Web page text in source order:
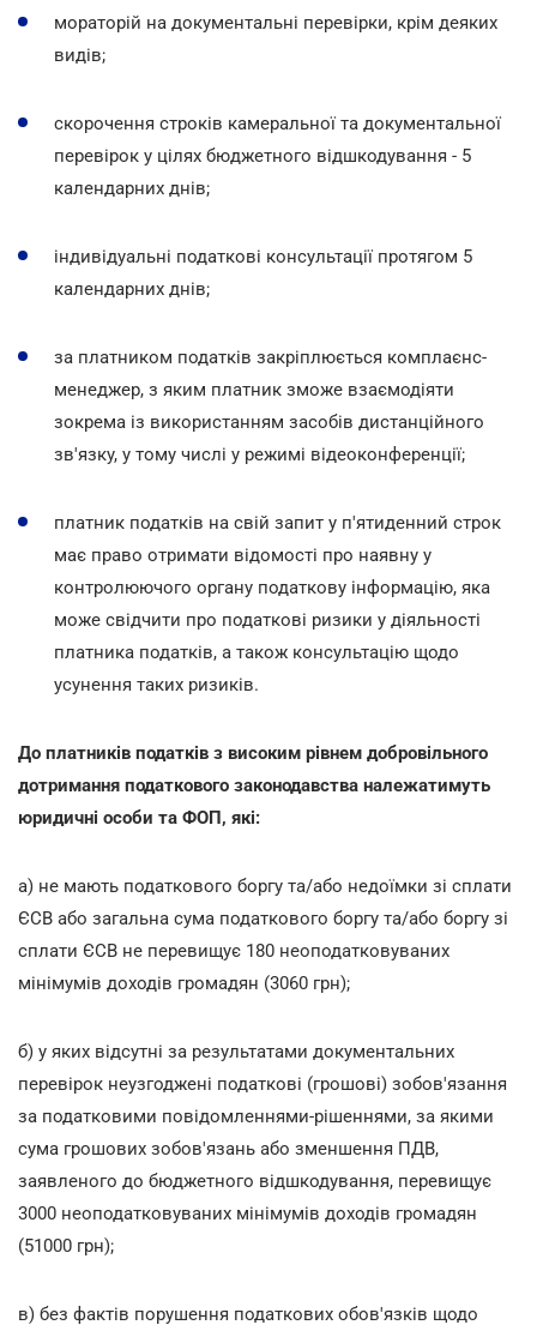
мораторій на документальні перевірки, крім деяких
видів;
скорочення строків камеральної та документальної
перевірок у цілях бюджетного відшкодування - 5
календарних днів;
індивідуальні податкові консультації протягом 5
календарних днів;
за платником податків закріплюється комплаєнс-
менеджер, з яким платник зможе взаємодіяти
зокрема із використанням засобів дистанційного
зв'язку, у тому числі у режимі відеоконференції;
платник податків на свій запит у п'ятиденний строк
має право отримати відомості про наявну у
контролюючого органу податкову інформацію, яка
може свідчити про податкові ризики у діяльності
платника податків, а також консультацію щодо
усунення таких ризиків.
До платників податків з високим рівнем добровільного
дотримання податкового законодавства належатимуть
юридичні особи та ФОП, які:
а) не мають податкового боргу та/або недоїмки зі сплати
ЄСВ або загальна сума податкового боргу та/або боргу зі
сплати ЄСВ не перевищує 180 неоподатковуваних
мінімумів доходів громадян (3060 грн);
б) у яких відсутні за результатами документальних
перевірок неузгоджені податкові (грошові) зобов'язання
за податковими повідомленнями-рішеннями, за якими
сума грошових зобов'язань або зменшення ПДВ,
заявленого до бюджетного відшкодування, перевищує
3000 неоподатковуваних мінімумів доходів громадян
(51000 грн);
в) без фактів порушення податкових обов'язків щодо